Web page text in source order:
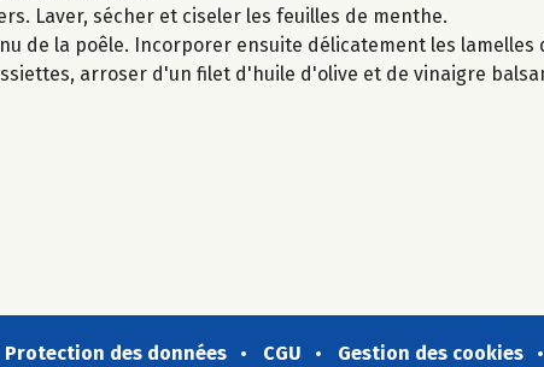
Laver, sécher et ciseler les feuilles de menthe.
de la poêle. Incorporer ensuite délicatement les lamelles
arroser d'un filet d'huile d'olive et de vinaigre
Protection des données CGU Gestion des cookies